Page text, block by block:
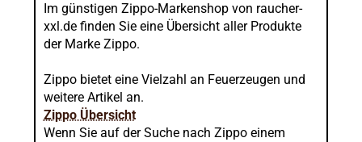
Im günstigen Zippo-Markenshop von raucher-
xxl.de finden Sie eine Übersicht aller Produkte
der Marke Zippo.
Zippo bietet eine Vielzahl an Feuerzeugen und
weitere Artikel an.
Zippo Übersicht
Wenn Sie auf der Suche nach Zippo einem